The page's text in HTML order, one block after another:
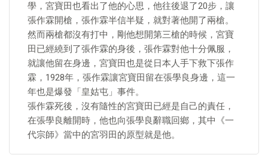
學，宮寶田也看出了他的心思，他往後退了20步，讓
張作霖開槍，張作霖半信半疑，就對著他開了兩槍。
然而兩槍都沒有打中，剛他想開第三槍的時候，宮寶
田已經繞到了張作霖的身後，張作霖對他十分佩服，
就讓他留在身邊，宮寶田也是從日本人手下救下張作
霖，1928年，張作霖讓宮寶田留在張學良身邊，這一
年也是爆發「皇姑屯」事件。
張作霖死後，沒有隨性的宮寶田已經是自己的責任，
在張學良離開時，他也向張學良辭職回鄉，其中《一
代宗師》當中的宮羽田的原型就是他。